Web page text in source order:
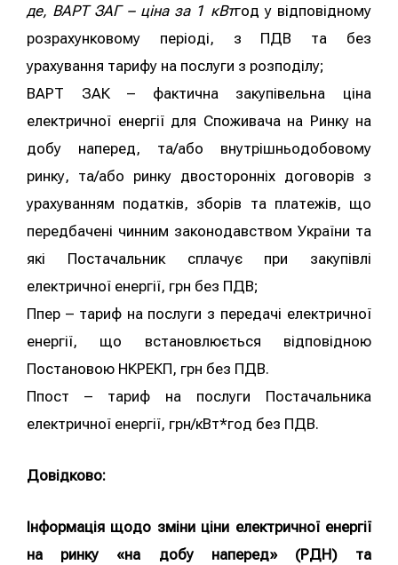
де, ВАРТ ЗАГ – ціна за 1 кВтгод у відповідному
розрахунковому періоді, з ПДВ та без
урахування тарифу на послуги з розподілу;
ВАРТ ЗАК – фактична закупівельна ціна
електричної енергії для Споживача на Ринку на
добу наперед, та/або внутрішньодобовому
ринку, та/або ринку двосторонніх договорів з
урахуванням податків, зборів та платежів, що
передбачені чинним законодавством України та
які Постачальник сплачує при закупівлі
електричної енергії, грн без ПДВ;
Ппер – тариф на послуги з передачі електричної
енергії, що встановлюється відповідною
Постановою НКРЕКП, грн без ПДВ.
Ппост – тариф на послуги Постачальника
електричної енергії, грн/кВт*год без ПДВ.
Довідково:
Інформація щодо зміни ціни електричної енергії
на ринку «на добу наперед» (РДН) та